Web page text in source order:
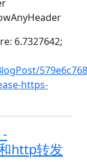
6.7327642;
https-
http转发